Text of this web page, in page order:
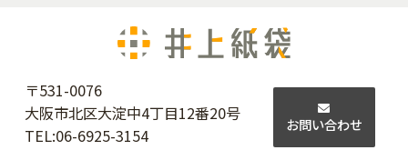
〒531-0076
大阪市北区大淀中4丁目12番20号
TEL:06-6925-3154
お問い合わせ